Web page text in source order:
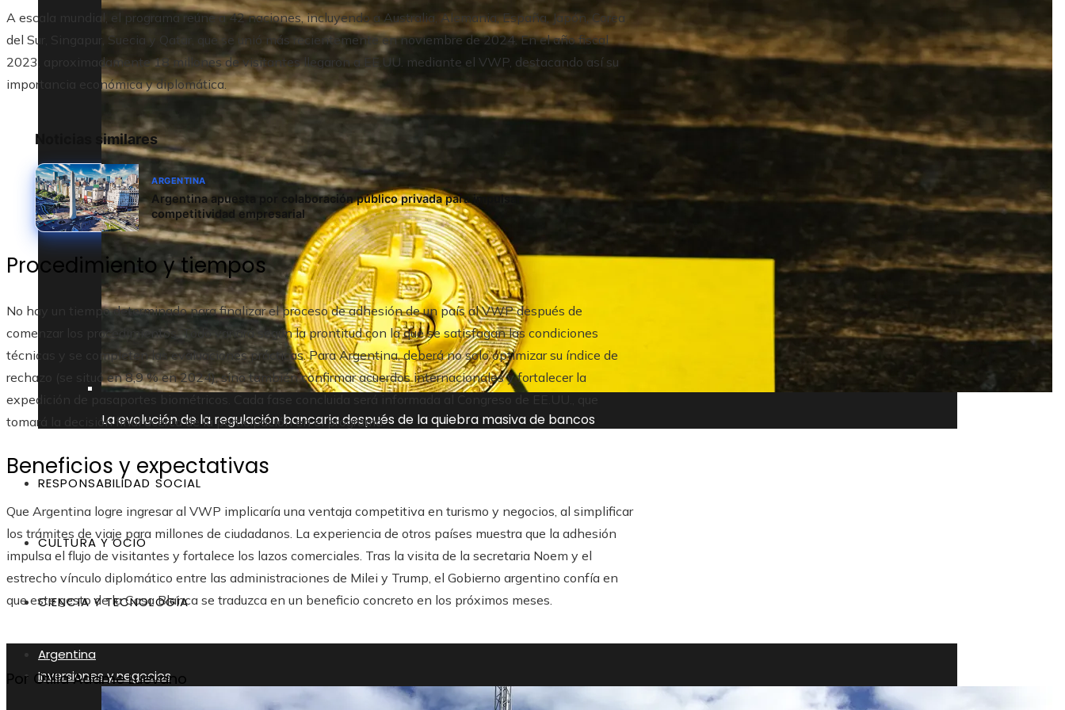
La evolución de la regulación bancaria después de la quiebra masiva de bancos
RESPONSABILIDAD SOCIAL
CULTURA Y OCIO
CIENCIA Y TECNOLOGÍA
Argentina
Inversiones y negocios
A escala mundial, el programa reúne a 42 naciones, incluyendo a Australia, Alemania, España, Japón, Corea
del Sur, Singapur, Suecia y Qatar, que se unió más recientemente en noviembre de 2024. En el año fiscal
2023, aproximadamente 18 millones de visitantes llegaron a EE.UU. mediante el VWP, destacando así su
importancia económica y diplomática.
Noticias similares
ARGENTINA
Argentina apuesta por colaboración público privada para impulsar
competitividad empresarial
Procedimiento y tiempos
No hay un tiempo determinado para finalizar el proceso de adhesión de un país al VWP después de
comenzar los procedimientos. Todo variará según la prontitud con la que se satisfagan las condiciones
técnicas y se completen las evaluaciones prácticas. Para Argentina, deberá no solo optimizar su índice de
rechazo (se situó en 8,9 % en 2024), sino también confirmar acuerdos internacionales y fortalecer la
expedición de pasaportes biométricos. Cada fase concluida será informada al Congreso de EE.UU., que
tomará la decisión final acerca de la participación en el programa.
Beneficios y expectativas
Que Argentina logre ingresar al VWP implicaría una ventaja competitiva en turismo y negocios, al simplificar
los trámites de viaje para millones de ciudadanos. La experiencia de otros países muestra que la adhesión
impulsa el flujo de visitantes y fortalece los lazos comerciales. Tras la visita de la secretaria Noem y el
estrecho vínculo diplomático entre las administraciones de Milei y Trump, el Gobierno argentino confía en
que este gesto de la Casa Blanca se traduzca en un beneficio concreto en los próximos meses.
Por Otilia Adame Luevano